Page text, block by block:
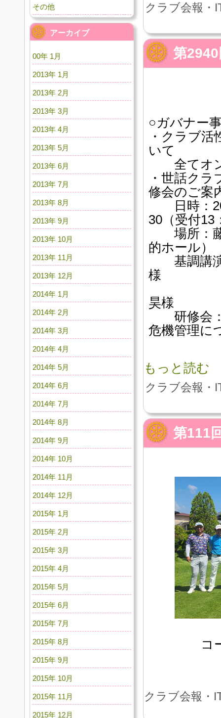
クラブ会報・
第
○ガバナー
・クラブ
いて
全てオン
・世話ク
修会のご案
日時：
30（受付13
場所：藤
的ホール）
基調講
様
昊様
研修会：
危機管理に
もっと読む
クラブ会報・
第111
コ
クラブ会報・
その他
アーカイブ
00年 1月
2013年 1月
2013年 2月
2013年 3月
2013年 4月
2013年 5月
2013年 6月
2013年 7月
2013年 8月
2013年 9月
2013年 10月
2013年 11月
2013年 12月
2014年 1月
2014年 2月
2014年 3月
2014年 4月
2014年 5月
2014年 6月
2014年 7月
2014年 8月
2014年 9月
2014年 10月
2014年 11月
2014年 12月
2015年 1月
2015年 2月
2015年 3月
2015年 4月
2015年 5月
2015年 6月
2015年 7月
2015年 8月
2015年 9月
2015年 10月
2015年 11月
2015年 12月